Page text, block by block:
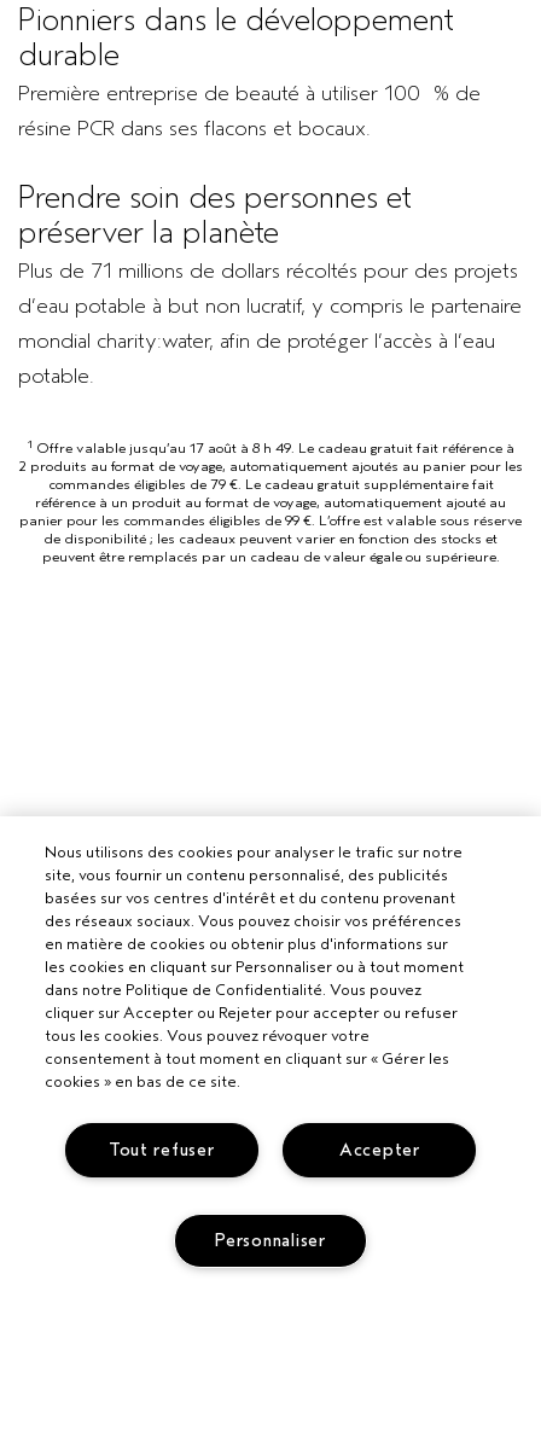
Pionniers dans le développement
durable
Première entreprise de beauté à utiliser 100 % de
résine PCR dans ses flacons et bocaux.
Prendre soin des personnes et
préserver la planète
Plus de 71 millions de dollars récoltés pour des projets
d’eau potable à but non lucratif, y compris le partenaire
mondial charity:water, afin de protéger l’accès à l’eau
potable.
1 Offre valable jusqu’au 17 août à 8 h 49. Le cadeau gratuit fait référence à
2 produits au format de voyage, automatiquement ajoutés au panier pour les
commandes éligibles de 79 €. Le cadeau gratuit supplémentaire fait
référence à un produit au format de voyage, automatiquement ajouté au
panier pour les commandes éligibles de 99 €. L’offre est valable sous réserve
de disponibilité ; les cadeaux peuvent varier en fonction des stocks et
peuvent être remplacés par un cadeau de valeur égale ou supérieure.
DEVENIR UN SALON AVEDA
Besoin d’aide ?
APPELEZ LE +33186652316
RETOURS ET ÉCHANGES
Politique de confidentialité
Nous utilisons des cookies pour analyser le trafic sur notre
site, vous fournir un contenu personnalisé, des publicités
basées sur vos centres d'intérêt et du contenu provenant
des réseaux sociaux. Vous pouvez choisir vos préférences
en matière de cookies ou obtenir plus d'informations sur
les cookies en cliquant sur Personnaliser ou à tout moment
dans notre Politique de Confidentialité. Vous pouvez
cliquer sur Accepter ou Rejeter pour accepter ou refuser
tous les cookies. Vous pouvez révoquer votre
consentement à tout moment en cliquant sur « Gérer les
cookies » en bas de ce site.
Accepter
Tout refuser
Personnaliser